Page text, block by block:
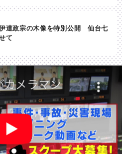
達政宗の木像を特別公開 仙台七
て